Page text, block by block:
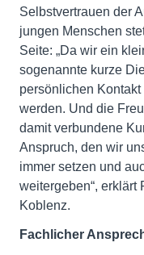
Selbstvertrauen der
jungen Menschen
Seite: „Da wir ein
sogenannte kurze
persönlichen
werden. Und die
damit verbundene
Anspruch, den wir
immer setzen und
weitergeben“, erklärt
Koblenz.
Fachlicher